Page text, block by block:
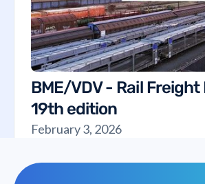
BME/VDV - Rail
19th edition
February 3, 2026